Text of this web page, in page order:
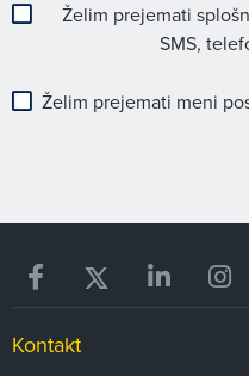
Želim prejemati
SMS,
Želim prejemati meni
Kontakt